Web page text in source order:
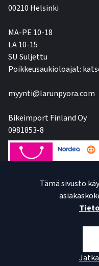
00210 Helsinki
MA-PE 10-18
LA 10-15
SU Suljettu
Poikkeusaukioloajat:
myynti@larunpyora.com
Bikeimport Finland Oy
0981853-8
Tämä sivusto